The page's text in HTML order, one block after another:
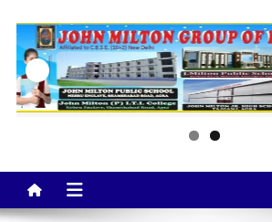
Taj City News